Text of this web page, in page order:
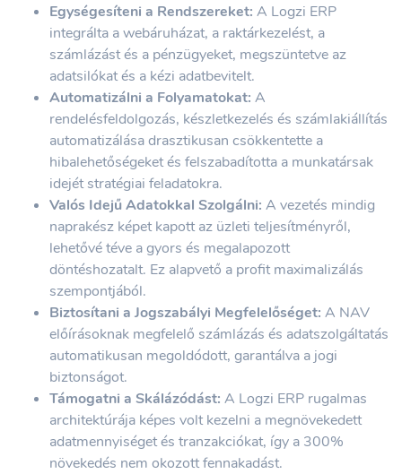
Egységesíteni a Rendszereket: A Logzi ERP
integrálta a webáruházat, a raktárkezelést, a
számlázást és a pénzügyeket, megszüntetve az
adatsilókat és a kézi adatbevitelt.
Automatizálni a Folyamatokat: A
rendelésfeldolgozás, készletkezelés és számlakiállítás
automatizálása drasztikusan csökkentette a
hibalehetőségeket és felszabadította a munkatársak
idejét stratégiai feladatokra.
Valós Idejű Adatokkal Szolgálni: A vezetés mindig
naprakész képet kapott az üzleti teljesítményről,
lehetővé téve a gyors és megalapozott
döntéshozatalt. Ez alapvető a profit maximalizálás
szempontjából.
Biztosítani a Jogszabályi Megfelelőséget: A NAV
előírásoknak megfelelő számlázás és adatszolgáltatás
automatikusan megoldódott, garantálva a jogi
biztonságot.
Támogatni a Skálázódást: A Logzi ERP rugalmas
architektúrája képes volt kezelni a megnövekedett
adatmennyiséget és tranzakciókat, így a 300%
növekedés nem okozott fennakadást.